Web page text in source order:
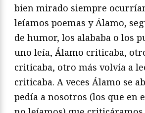
bien mirado siempre
leíamos poemas y Álamo,
de humor, los alababa o los
uno leía, Álamo criticaba,
criticaba, otro más volvía a
criticaba. A veces Álamo se
pedía a nosotros (los que en